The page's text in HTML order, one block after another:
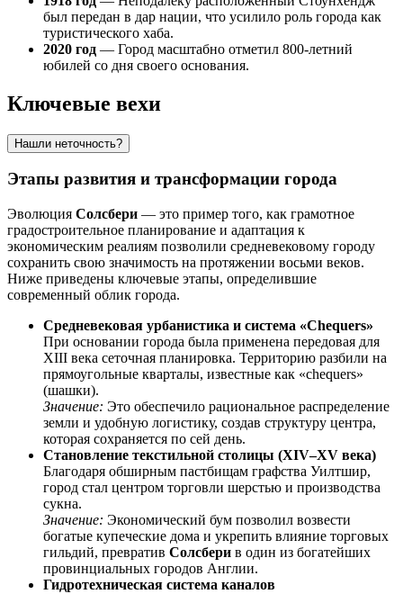
был передан в дар нации, что усилило роль города как
туристического хаба.
2020 год — Город масштабно отметил 800-летний
юбилей со дня своего основания.
Ключевые вехи
Нашли неточность?
Этапы развития и трансформации города
Эволюция Солсбери — это пример того, как грамотное
градостроительное планирование и адаптация к
экономическим реалиям позволили средневековому городу
сохранить свою значимость на протяжении восьми веков.
Ниже приведены ключевые этапы, определившие
современный облик города.
Средневековая урбанистика и система «Chequers»
При основании города была применена передовая для
XIII века сеточная планировка. Территорию разбили на
прямоугольные кварталы, известные как «chequers»
(шашки).
Значение: Это обеспечило рациональное распределение
земли и удобную логистику, создав структуру центра,
которая сохраняется по сей день.
Становление текстильной столицы (XIV–XV века)
Благодаря обширным пастбищам графства Уилтшир,
город стал центром торговли шерстью и производства
сукна.
Значение: Экономический бум позволил возвести
богатые купеческие дома и укрепить влияние торговых
гильдий, превратив Солсбери в один из богатейших
провинциальных городов Англии.
Гидротехническая система каналов